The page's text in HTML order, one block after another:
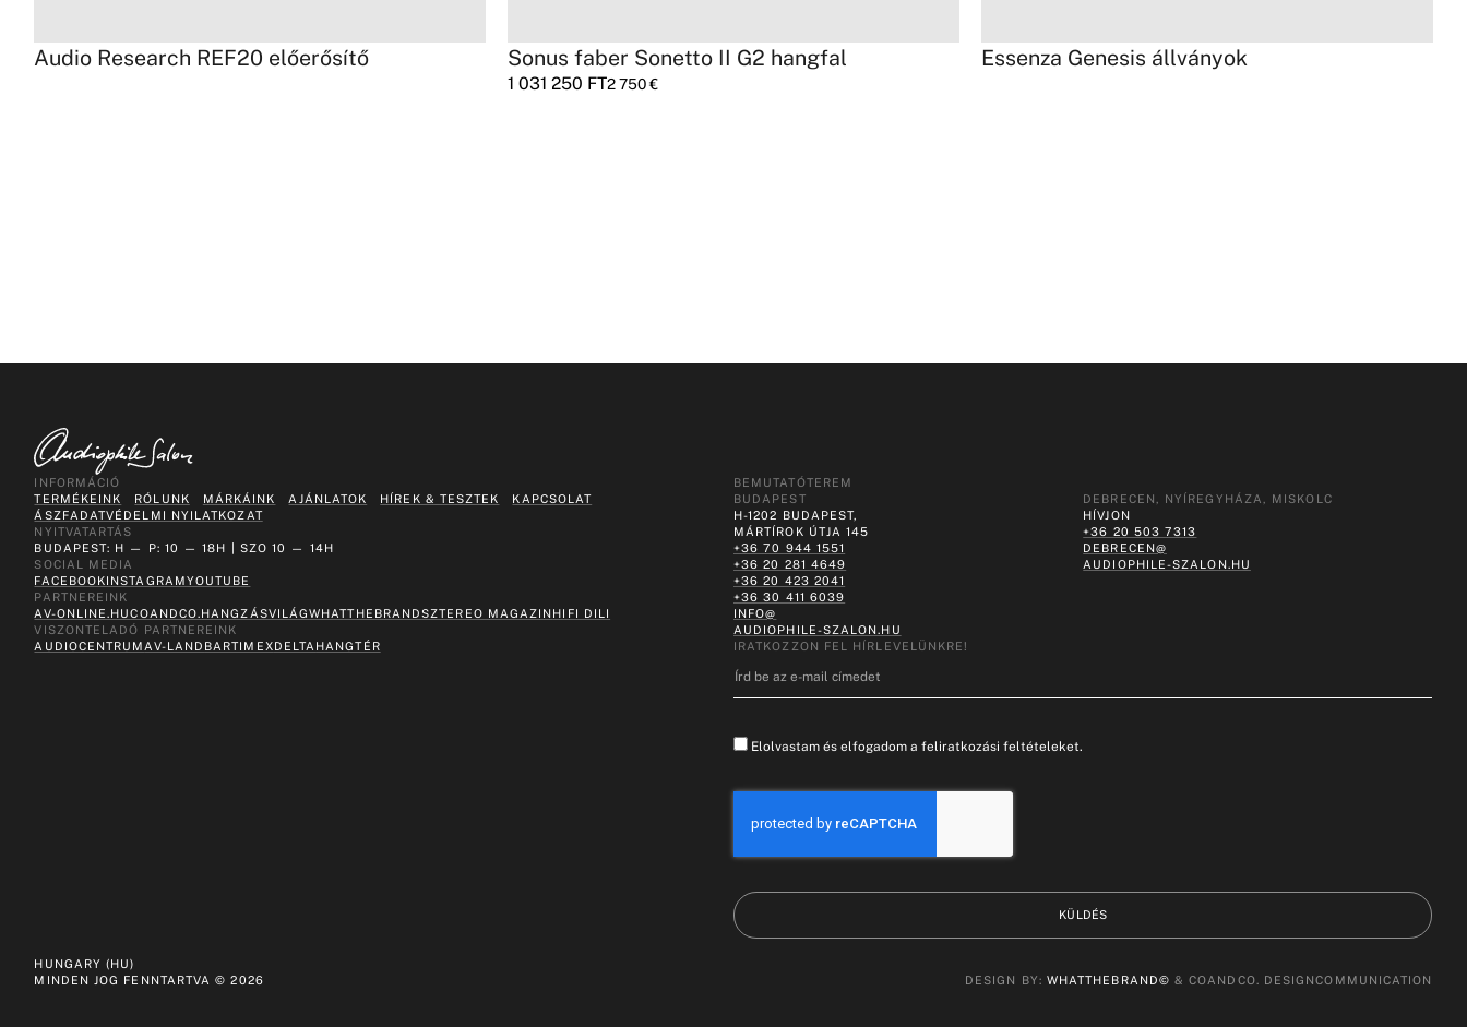
Audio Research REF20 előerősítő Sonus faber Sonetto II G2 hangfal
1 031 250 FT2 750€
Essenza Genesis állványok
INFORMÁCIÓ
TERMÉKEINK
RÓLUNK MÁRKÁINK AJÁNLATOK HÍREK & TESZTEK
KAPCSOLAT
ÁSZFADATVÉDELMI NYILATKOZAT
NYITVATARTÁS
BUDAPEST: H — P: 10 — 18H | SZO 10 — 14H
SOCIAL MEDIA
FACEBOOKINSTAGRAMYOUTUBE
PARTNEREINK
AV-ONLINE.HUCOANDCO.HANGZÁSVILÁGWHATTHEBRANDSZTEREO MAGAZIN HIFI DILI
VISZONTELADÓ PARTNEREINK
AUDIOCENTRUM AV-LAND BARTIMEXDELTA HANGTÉR
BEMUTATÓTEREM
BUDAPEST
H-1202 BUDAPEST,
MÁRTÍROK ÚTJA 145
+36 70 944 1551
+36 20 281 4649
+36 20 423 2041
+36 30 411 6039
INFO@
AUDIOPHILE-SZALON.HU
DEBRECEN, NYÍREGYHÁZA, MISKOLC
HÍVJON
+36 20 503 7313
DEBRECEN@
AUDIOPHILE-SZALON.HU
IRATKOZZON FEL HÍRLEVELÜNKRE!
Elolvastam és elfogadom a feliratkozási feltételeket.
KÜLDÉS
HUNGARY (HU)
MINDEN JOG FENNTARTVA ©2026 DESIGN BY: WHATTHEBRAND© & COANDCO. DESIGNCOMMUNICATION